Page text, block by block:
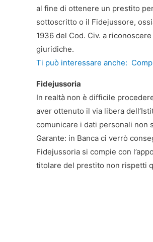
al fine di ottenere un prestito
sottoscritto o il Fidejussore,
1936 del Cod. Civ. a
giuridiche.
Ti può interessare anche:
Fidejussoria
In realtà non è difficile
aver ottenuto il via libera
comunicare i dati personali non
Garante: in Banca ci verrò
Fidejussoria si compie con
titolare del prestito non rispetti